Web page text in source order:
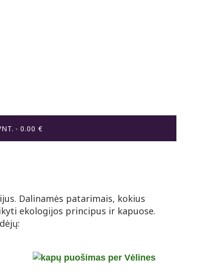
0.00 €
Dalinamės patarimais, kokius
ekologijos principus ir kapuose.